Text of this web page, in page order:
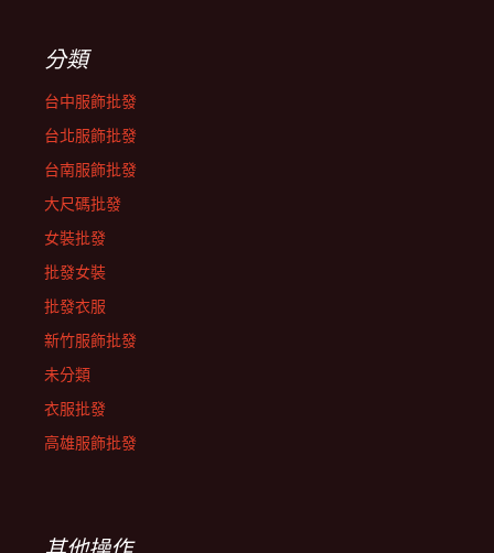
分類
台中服飾批發
台北服飾批發
台南服飾批發
大尺碼批發
女裝批發
批發女裝
批發衣服
新竹服飾批發
未分類
衣服批發
高雄服飾批發